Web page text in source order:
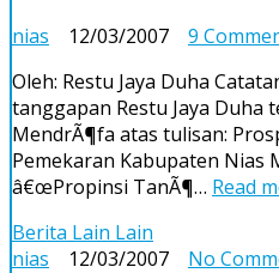
nias 12/03/2007 9
Oleh: Restu Jaya Duha
tanggapan Restu Jaya Duha
MendrÃ¶fa atas tulisan:
Pemekaran Kabupaten Nias
â€œPropinsi TanÃ¶… Read
Berita Lain Lain
nias
12/03/2007 No